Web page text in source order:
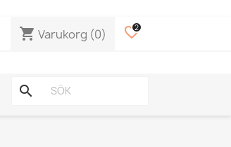
shopping_cart Varukorg (0) favorite_border
2
search